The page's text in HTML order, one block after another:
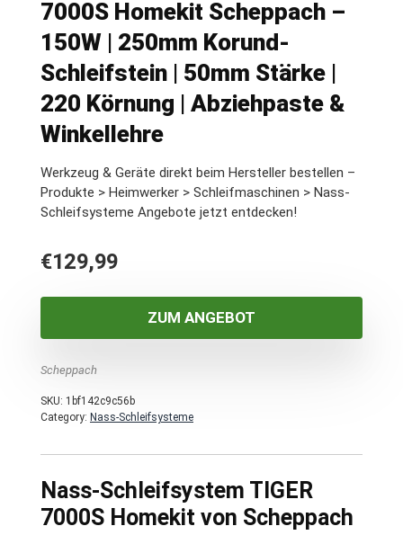
7000S Homekit Scheppach –
150W | 250mm Korund-
Schleifstein | 50mm Stärke |
220 Körnung | Abziehpaste &
Winkellehre
Werkzeug & Geräte direkt beim Hersteller bestellen –
Produkte > Heimwerker > Schleifmaschinen > Nass-
Schleifsysteme Angebote jetzt entdecken!
€129,99
ZUM ANGEBOT
Scheppach
SKU: 1bf142c9c56b
Category: Nass-Schleifsysteme
Nass-Schleifsystem TIGER
7000S Homekit von Scheppach